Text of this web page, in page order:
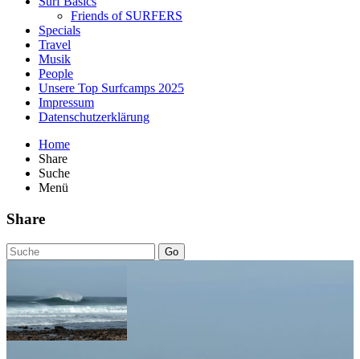
Friends of SURFERS
Specials
Travel
Musik
People
Unsere Top Surfcamps 2025
Impressum
Datenschutzerklärung
Home
Share
Suche
Menü
Share
Go